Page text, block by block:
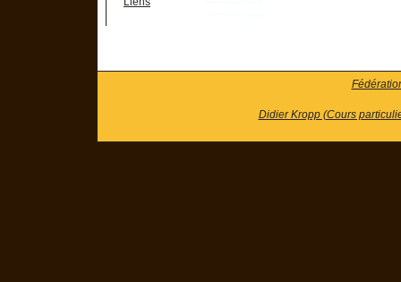
Didier Kropp (Cours